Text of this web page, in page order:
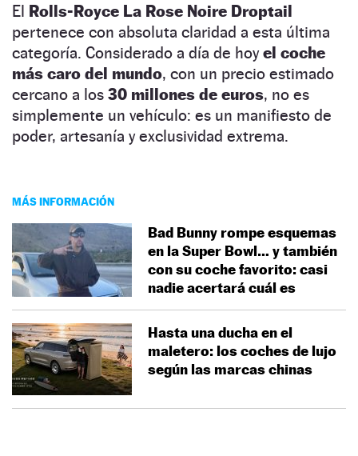
El Rolls-Royce La Rose Noire Droptail
pertenece con absoluta claridad a esta última
categoría. Considerado a día de hoyel coche
más caro del mundo, con un precio estimado
cercano a los 30 millones de euros, no es
simplemente un vehículo: es un manifiesto de
poder, artesanía y exclusividad extrema.
MÁS INFORMACIÓN
Bad Bunny rompe esquemas
en la Super Bowl… y también
con su coche favorito: casi
nadie acertará cuál es
Hasta una ducha en el
maletero: los coches de lujo
según las marcas chinas